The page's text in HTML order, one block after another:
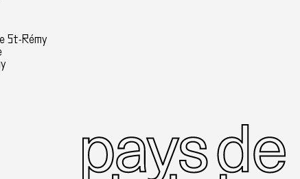
St-Rémy